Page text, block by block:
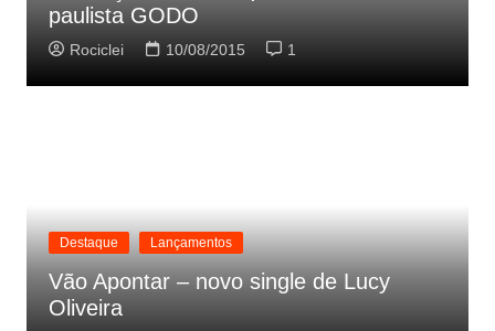
paulista GODO
Rociclei 10/08/2015 1
Destaque Lançamentos
Vão Apontar – novo single de Lucy
Oliveira